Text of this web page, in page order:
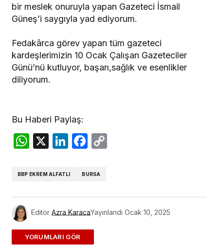
bir meslek onuruyla yapan Gazeteci İsmail
Güneş’i saygıyla yad ediyorum.
Fedakârca görev yapan tüm gazeteci
kardeşlerimizin 10 Ocak Çalışan Gazeteciler
Günü’nü kutluyor, başarı,sağlık ve esenlikler
diliyorum.
Bu Haberi Paylaş:
WhatsApp
X LinkedIn
Facebook
BBP EKREM ALFATLI BURSA
Editör Azra KaracaYayınlandı Ocak 10, 2025
ADD A COMMENT